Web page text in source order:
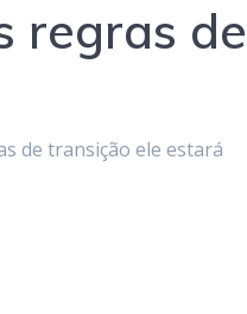
regras de
de transição ele estará